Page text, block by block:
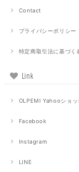
Contact
プライバシーポリシー
特定商取引法に基づく
Link
OLPEMI Yahooショッ
Facebook
Instagram
LINE